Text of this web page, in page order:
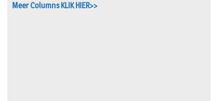
Meer Columns KLIK HIER>>